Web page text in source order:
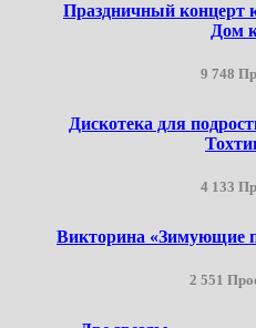
Праздничный концерт
Дом
9 748
Дискотека для
4 133
Викторина «Зимующие
2 551